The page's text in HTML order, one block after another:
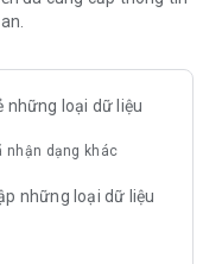
những loại dữ liệu
nhận dạng khác
những loại dữ liệu